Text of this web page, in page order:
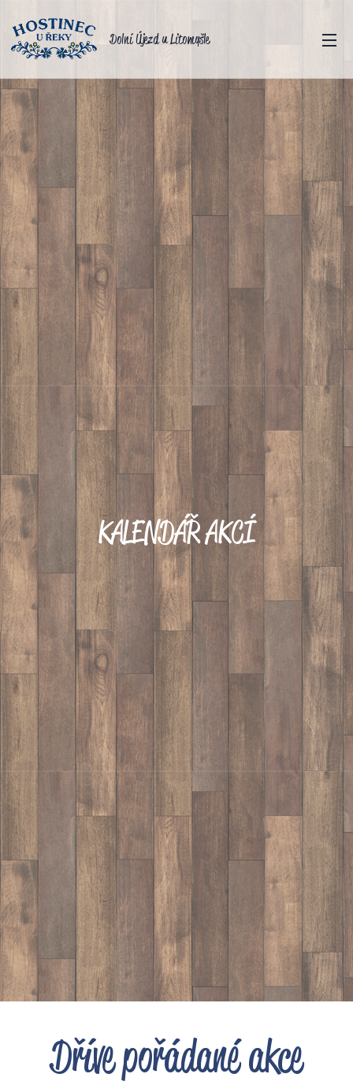
Dolní Újezd u Litomyšle
KALENDÁŘ AKCÍ
Dříve pořádané akce